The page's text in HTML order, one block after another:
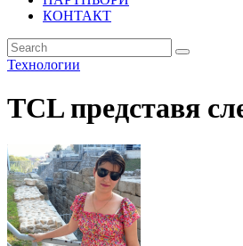
КОНТАКТ
Технологии
TCL представя